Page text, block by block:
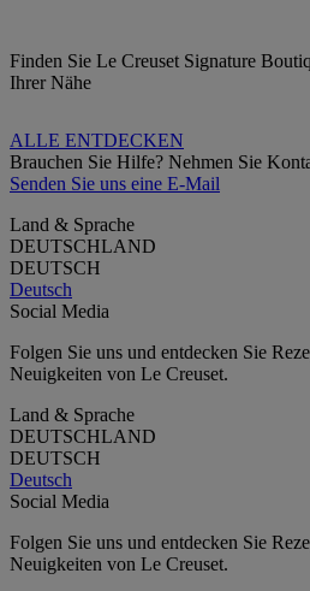
Finden Sie Le Creuset Signature
Ihrer Nähe
ALLE ENTDECKEN
Brauchen Sie Hilfe? Nehmen Sie
Senden Sie uns eine E-Mail
Land & Sprache
DEUTSCHLAND
DEUTSCH
Deutsch
Social Media
Folgen Sie uns und entdecken Sie
Neuigkeiten von Le Creuset.
Land & Sprache
DEUTSCHLAND
DEUTSCH
Deutsch
Social Media
Folgen Sie uns und entdecken Sie
Neuigkeiten von Le Creuset.